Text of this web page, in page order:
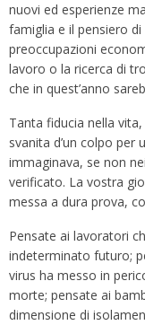
nuovi ed esperienze
famiglia e il pensiero
preoccupazioni
lavoro o la ricerca di
che in quest’anno
Tanta fiducia nella
svanita d’un colpo per
immaginava, se non
verificato. La vostra
messa a dura prova,
Pensate ai lavoratori
indeterminato futuro;
virus ha messo in
morte; pensate ai
dimensione di